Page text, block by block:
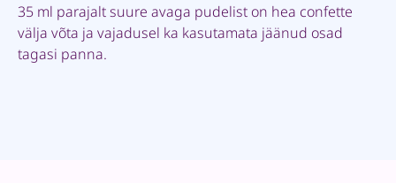
35 ml parajalt suure avaga pudelist on hea confette
välja võta ja vajadusel ka kasutamata jäänud osad
tagasi panna.